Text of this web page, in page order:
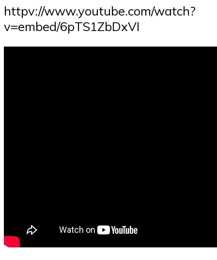
httpv://www.youtube.com/watch?
v=embed/6pTS1ZbDxVI